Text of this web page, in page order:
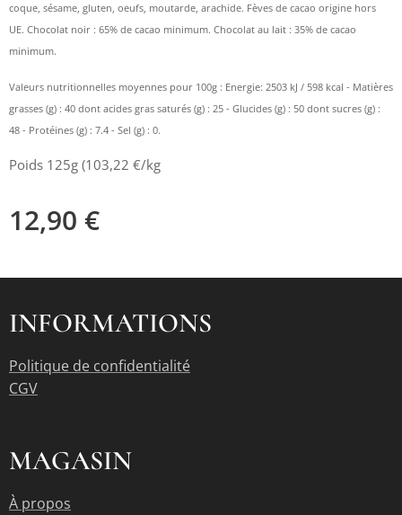
coque, sésame, gluten, oeufs, moutarde, arachide. Fèves de cacao origine hors
UE. Chocolat noir : 65% de cacao minimum. Chocolat au lait : 35% de cacao
minimum.
Valeurs nutritionnelles moyennes pour 100g : Energie: 2503 kJ / 598 kcal - Matières
grasses (g) : 40 dont acides gras saturés (g) : 25 - Glucides (g) : 50 dont sucres (g) :
48 - Protéines (g) : 7.4 - Sel (g) : 0.
Poids 125g (103,22 €/kg
12,90 €
INFORMATIONS
Politique de confidentialité
CGV
MAGASIN
À propos